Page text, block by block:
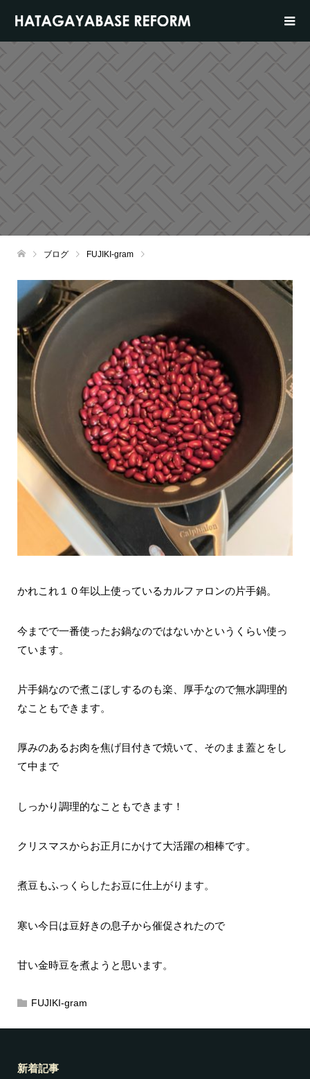
ブログ FUJIKI-gram
かれこれ１０年以上使っているカルファロンの片手鍋。
今までで一番使ったお鍋なのではないかというくらい使っ
ています。
片手鍋なので煮こぼしするのも楽、厚手なので無水調理的
なこともできます。
厚みのあるお肉を焦げ目付きで焼いて、そのまま蓋とをし
て中まで
しっかり調理的なこともできます！
クリスマスからお正月にかけて大活躍の相棒です。
煮豆もふっくらしたお豆に仕上がります。
寒い今日は豆好きの息子から催促されたので
甘い金時豆を煮ようと思います。
FUJIKI-gram
新着記事